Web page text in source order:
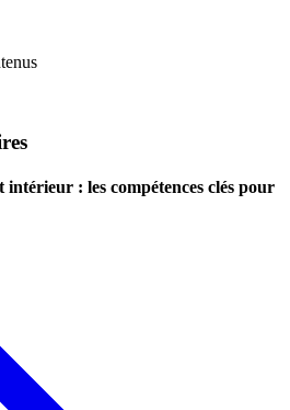
intérieur : les compétences clés pour